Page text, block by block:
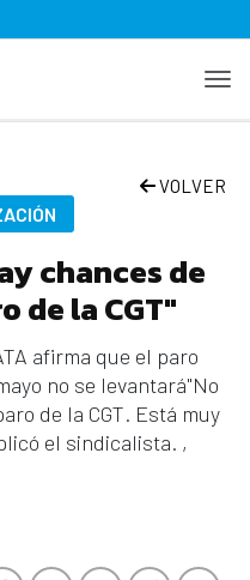
VOLVER
chances de
de la CGT"
afirma que el paro
no se levantará"No
de la CGT. Está muy
el sindicalista. ,